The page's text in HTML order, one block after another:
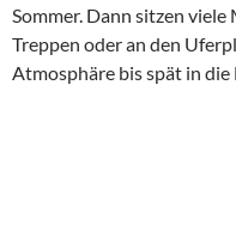
Sommer. Dann sitzen
Treppen oder an den
Atmosphäre bis spät in die